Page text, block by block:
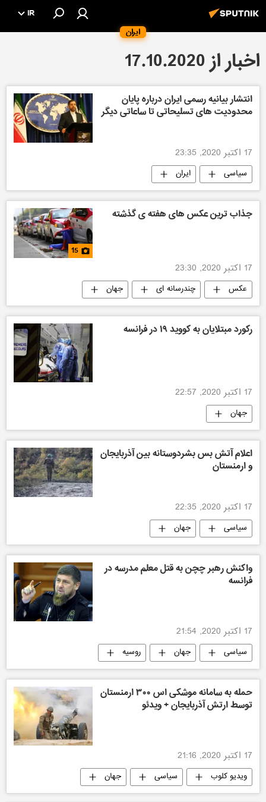
ایران
IR
اخبار از 17.10.2020
انتشار بیانیه رسمی ایران درباره پایان
محدودیت های تسلیحاتی تا ساعاتی دیگر
17 اکتبر 2020, 23:35
سیاسی ایران
جذاب ترین عکس های هفته ی گذشته
15
17 اکتبر 2020, 23:30
عکس چندرسانه ای جهان
رکورد مبتلایان به کووید ۱۹ در فرانسه
17 اکتبر 2020, 22:57
جهان
اعلام آتش بس بشردوستانه بین آذربایجان
و ارمنستان
17 اکتبر 2020, 22:35
سیاسی جهان
واکنش رهبر چچن به قتل معلم مدرسه در
فرانسه
17 اکتبر 2020, 21:54
سیاسی جهان روسیه
حمله به سامانه موشکی اس ۳۰۰ ارمنستان
توسط ارتش آذربایجان + ویدئو
17 اکتبر 2020, 21:16
ویدیو کلوب سیاسی جهان